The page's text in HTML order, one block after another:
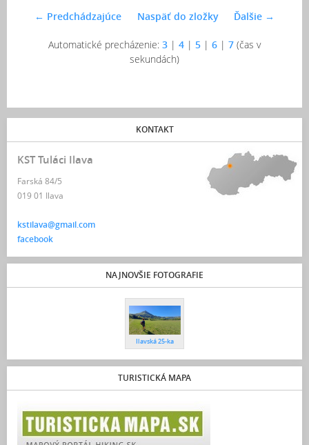
← Predchádzajúce Ďalšie →
Naspäť do zložky
Automatické precházenie: 3 | 4 | 5 | 6 | 7 (čas v
sekundách)
KONTAKT
KST Tuláci Ilava
Farská 84/5
019 01 Ilava
kstilava@gmail.com
facebook
NAJNOVŠIE FOTOGRAFIE
Ilavská 25-ka
TURISTICKÁ MAPA